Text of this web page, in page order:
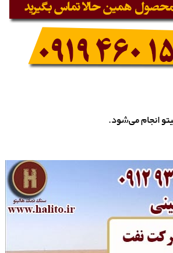
انجام می‌شود.